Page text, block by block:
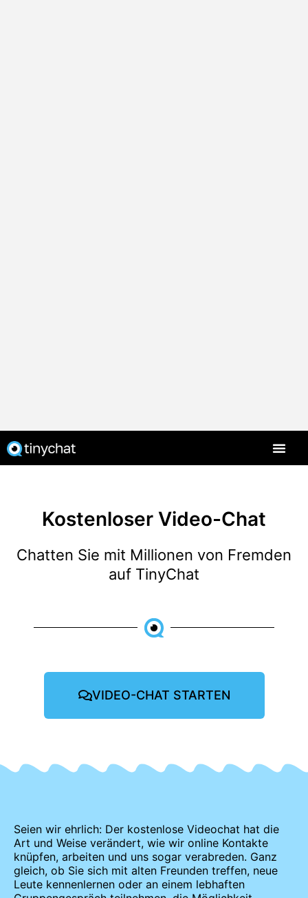
Kostenloser Video-Chat
Chatten Sie mit Millionen von Fremden
auf TinyChat
VIDEO-CHAT STARTEN
Seien wir ehrlich: Der kostenlose Videochat hat die
Art und Weise verändert, wie wir online Kontakte
knüpfen, arbeiten und uns sogar verabreden. Ganz
gleich, ob Sie sich mit alten Freunden treffen, neue
Leute kennenlernen oder an einem lebhaften